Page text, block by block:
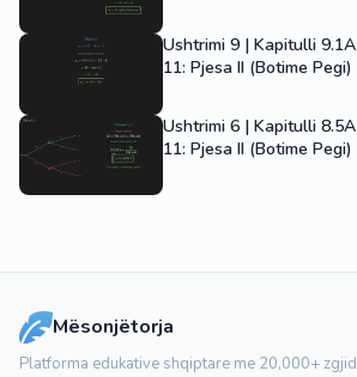
Ushtrimi 9 | Kapitulli
11: Pjesa II (Botime Pegi)
Ushtrimi 6 | Kapitulli
11: Pjesa II (Botime Pegi)
Mësonjëtorja
Platforma edukative shqiptare me 20,000+